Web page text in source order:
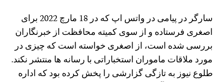
سارگر در پیامی در واتس اپ که در 18 مارچ 2022 برای
اصغری فرستاده و از سوی کمیته محافظت از خبرنگاران
بررسی شده است، از اصغری خواسته است که چیزی در
مورد ملاقات ماموران استخباراتی با رسانه ها منتشر نکند.
طلوع نیوز به تازگی گزارشی را پخش کرده بود که اداره